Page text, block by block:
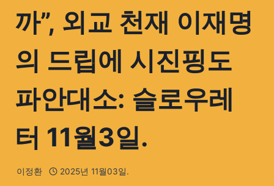
까”, 외교 천재 이재명
의 드립에 시진핑도
파안대소: 슬로우레
터 11월3일.
이정환 2025년 11월03일.